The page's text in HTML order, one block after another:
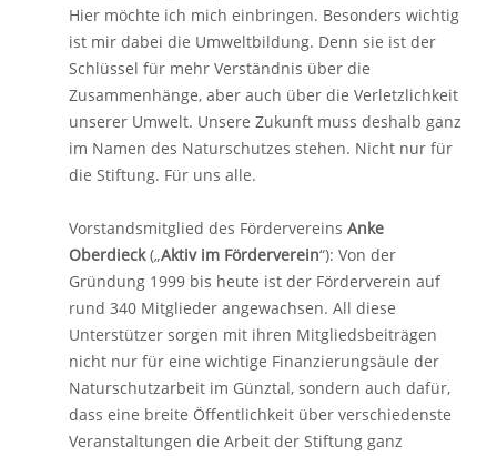
Hier möchte ich mich einbringen. Besonders wichtig
ist mir dabei die Umweltbildung. Denn sie ist der
Schlüssel für mehr Verständnis über die
Zusammenhänge, aber auch über die Verletzlichkeit
unserer Umwelt. Unsere Zukunft muss deshalb ganz
im Namen des Naturschutzes stehen. Nicht nur für
die Stiftung. Für uns alle.
Vorstandsmitglied des Fördervereins Anke
Oberdieck(„Aktiv im Förderverein“): Von der
Gründung 1999 bis heute ist der Förderverein auf
rund 340 Mitglieder angewachsen. All diese
Unterstützer sorgen mit ihren Mitgliedsbeiträgen
nicht nur für eine wichtige Finanzierungsäule der
Naturschutzarbeit im Günztal, sondern auch dafür,
dass eine breite Öffentlichkeit über verschiedenste
Veranstaltungen die Arbeit der Stiftung ganz